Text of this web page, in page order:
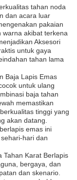
tahan noda
dan acara luar
pakaian
akibat terkena
Aksesori
untuk gaya
tahan lama
Baja Lapis Emas
untuk ulang
baja tahan
memastikan
tinggi yang
akan datang.
emas ini
hari dan
Tahan Karat Berlapis
bergaya, dan
dan skenario.